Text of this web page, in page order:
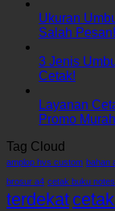
Ukuran
Salah Pesan!
3 Jenis
Cetak!
Layanan
Promo Murah
Tag Cloud
amplop hvs custom bahan
brosur a4 cetak buku notes
terdekat